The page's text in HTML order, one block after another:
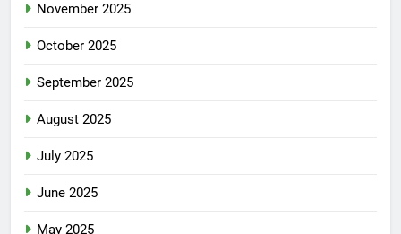
November 2025
October 2025
September 2025
August 2025
July 2025
June 2025
May 2025